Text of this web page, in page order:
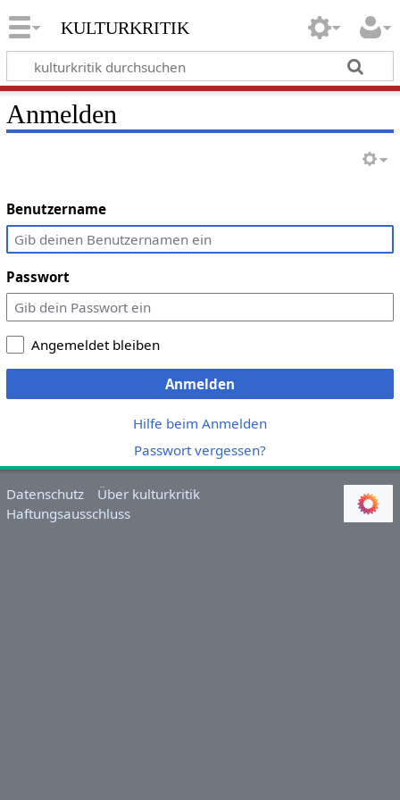
kulturkritik
Anmelden
Benutzername
Passwort
Angemeldet bleiben
Anmelden
Hilfe beim Anmelden
Passwort vergessen?
Datenschutz
Über kulturkritik
Haftungsausschluss